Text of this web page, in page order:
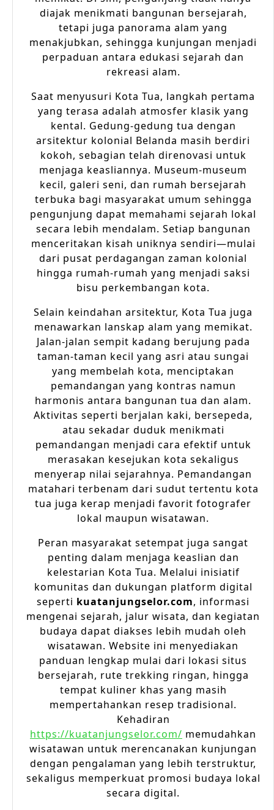
diajak menikmati bangunan bersejarah,
tetapi juga panorama alam yang
menakjubkan, sehingga kunjungan menjadi
perpaduan antara edukasi sejarah dan
rekreasi alam.
Saat menyusuri Kota Tua, langkah pertama
yang terasa adalah atmosfer klasik yang
kental. Gedung-gedung tua dengan
arsitektur kolonial Belanda masih berdiri
kokoh, sebagian telah direnovasi untuk
menjaga keasliannya. Museum-museum
kecil, galeri seni, dan rumah bersejarah
terbuka bagi masyarakat umum sehingga
pengunjung dapat memahami sejarah lokal
secara lebih mendalam. Setiap bangunan
menceritakan kisah uniknya sendiri—mulai
dari pusat perdagangan zaman kolonial
hingga rumah-rumah yang menjadi saksi
bisu perkembangan kota.
Selain keindahan arsitektur, Kota Tua juga
menawarkan lanskap alam yang memikat.
Jalan-jalan sempit kadang berujung pada
taman-taman kecil yang asri atau sungai
yang membelah kota, menciptakan
pemandangan yang kontras namun
harmonis antara bangunan tua dan alam.
Aktivitas seperti berjalan kaki, bersepeda,
atau sekadar duduk menikmati
pemandangan menjadi cara efektif untuk
merasakan kesejukan kota sekaligus
menyerap nilai sejarahnya. Pemandangan
matahari terbenam dari sudut tertentu kota
tua juga kerap menjadi favorit fotografer
lokal maupun wisatawan.
Peran masyarakat setempat juga sangat
penting dalam menjaga keaslian dan
kelestarian Kota Tua. Melalui inisiatif
komunitas dan dukungan platform digital
seperti kuatanjungselor.com, informasi
mengenai sejarah, jalur wisata, dan kegiatan
budaya dapat diakses lebih mudah oleh
wisatawan. Website ini menyediakan
panduan lengkap mulai dari lokasi situs
bersejarah, rute trekking ringan, hingga
tempat kuliner khas yang masih
mempertahankan resep tradisional.
Kehadiran
https://kuatanjungselor.com/ memudahkan
wisatawan untuk merencanakan kunjungan
dengan pengalaman yang lebih terstruktur,
sekaligus memperkuat promosi budaya lokal
secara digital.